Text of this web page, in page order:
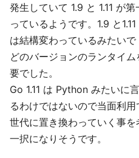
発生していて 1.9 と 1.11 が
っているようです。1.9 と
は結構変わっているみたい
どのバージョンのランタイ
要でした。
Go 1.11 は Python みたいに
るわけではないので当面利
世代に置き換わっていく事を
一択になりそうです。